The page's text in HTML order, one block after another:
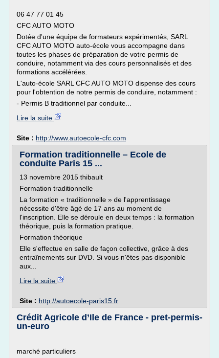
06 47 77 01 45
CFC AUTO MOTO
Dotée d'une équipe de formateurs expérimentés, SARL
CFC AUTO MOTO auto-école vous accompagne dans
toutes les phases de préparation de votre permis de
conduire, notamment via des cours personnalisés et des
formations accélérées.
L'auto-école SARL CFC AUTO MOTO dispense des cours
pour l'obtention de notre permis de conduire, notamment :
- Permis B traditionnel par conduite...
Lire la suite
Site : http://www.autoecole-cfc.com
Formation traditionnelle – Ecole de
conduite Paris 15 ...
13 novembre 2015 thibault
Formation traditionnelle
La formation « traditionnelle » de l'apprentissage
nécessite d'être âgé de 17 ans au moment de
l'inscription. Elle se déroule en deux temps : la formation
théorique, puis la formation pratique.
Formation théorique
Elle s'effectue en salle de façon collective, grâce à des
entraînements sur DVD. Si vous n'êtes pas disponible
aux...
Lire la suite
Site : http://autoecole-paris15.fr
Crédit Agricole d’Ile de France - pret-permis-
un-euro
marché particuliers